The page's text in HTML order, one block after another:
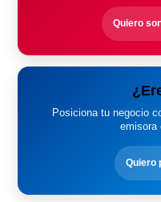
Quiero
Posiciona tu negocio
emisora
Quiero